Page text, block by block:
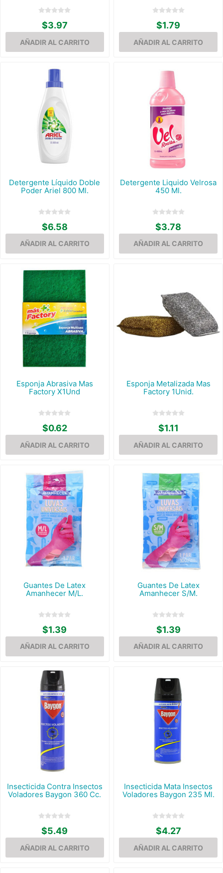
$3.97 $1.79
Detergente Líquido Doble
Poder Ariel 800 Ml.
$6.58
Detergente Liquido Velrosa
450 Ml.
$3.78
Esponja Abrasiva Mas
Factory X1Und
$0.62
Esponja Metalizada Mas
Factory 1Unid.
$1.11
Guantes De Latex
Amanhecer M/L.
$1.39
Guantes De Latex
Amanhecer S/M.
$1.39
Insecticida Contra Insectos
Voladores Baygon 360 Cc.
$5.49
Insecticida Mata Insectos
Voladores Baygon 235 Ml.
$4.27